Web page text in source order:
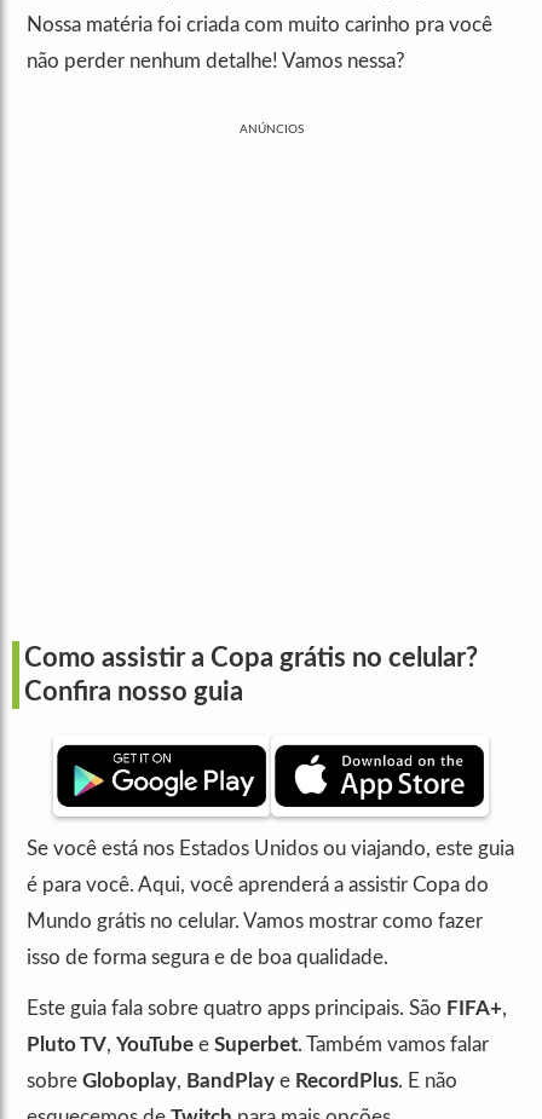
Nossa matéria foi criada com muito carinho pra você
não perder nenhum detalhe! Vamos nessa?
ANÚNCIOS
Como assistir a Copa grátis no celular?
Confira nosso guia
Se você está nos Estados Unidos ou viajando, este guia
é para você. Aqui, você aprenderá a assistir Copa do
Mundo grátis no celular. Vamos mostrar como fazer
isso de forma segura e de boa qualidade.
Este guia fala sobre quatro apps principais. São FIFA+,
Pluto TV, YouTube e Superbet. Também vamos falar
sobre Globoplay, BandPlay e RecordPlus. E não